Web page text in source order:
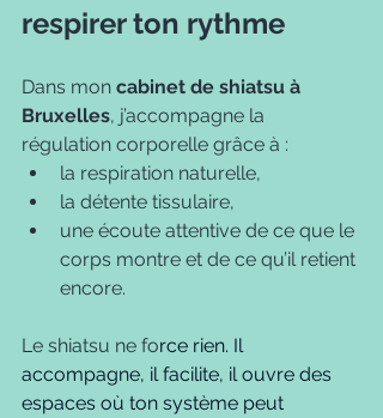
respirer ton rythme
Dans mon cabinet de shiatsu à
Bruxelles, j’accompagne la
régulation corporelle grâce à :
la respiration naturelle,
la détente tissulaire,
une écoute attentive de ce que le
corps montre et de ce qu’il retient
encore.
Le shiatsu ne force rien. Il
accompagne, il facilite, il ouvre des
espaces où ton système peut